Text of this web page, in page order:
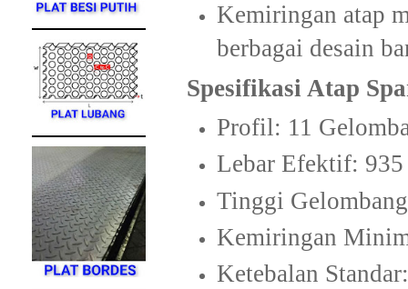
Kemiringan atap
berbagai desain
Spesifikasi Atap
Profil: 11
Lebar Efektif: 935
Tinggi
Kemiringan
Ketebalan